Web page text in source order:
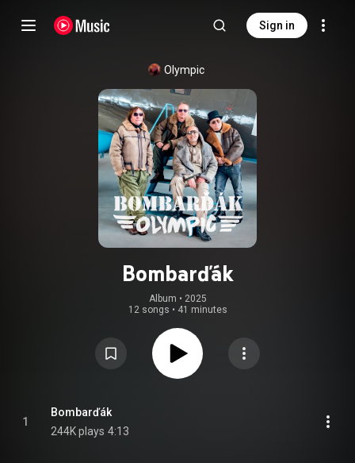
Sign in
Olympic
Bombarďák
Album • 2025
12 songs • 41 minutes
1
Bombarďák
244K plays 4:13